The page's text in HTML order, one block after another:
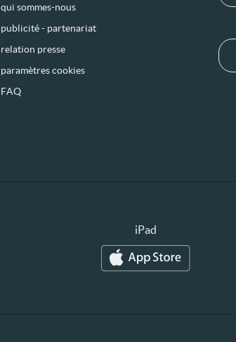
qui sommes-nous
publicité - partenariat
relation presse
paramètres cookies
FAQ
iPad